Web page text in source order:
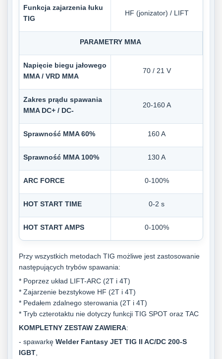
Funkcja zajarzenia łuku
TIG
HF (jonizator) / LIFT
PARAMETRY MMA
Napięcie biegu jałowego
MMA / VRD MMA
70 / 21 V
Zakres prądu spawania
MMA DC+ / DC-
20-160 A
Sprawność MMA 60% 160 A
Sprawność MMA 100% 130 A
ARC FORCE 0-100%
HOT START TIME 0-2 s
HOT START AMPS 0-100%
Przy wszystkich metodach TIG możliwe jest zastosowanie
następujących trybów spawania:
* Poprzez układ LIFT-ARC (2T i 4T)
* Zajarzenie bezstykowe HF (2T i 4T)
* Pedałem zdalnego sterowania (2T i 4T)
* Tryb czterotaktu nie dotyczy funkcji TIG SPOT oraz TAC
KOMPLETNY ZESTAW ZAWIERA:
- spawarkę Welder Fantasy JET TIG II AC/DC 200-S
IGBT,